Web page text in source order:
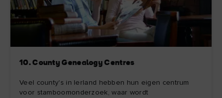
10. County Genealogy Centres
Veel county's in Ierland hebben hun eigen centrum
voor stamboomonderzoek, waar wordt